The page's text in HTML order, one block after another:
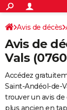
ACTUALITÉS
Politique
Société
Faits Divers
Education
Monde
Villes
+
SPORT
Coupe du monde
Football
Tennis
Cyclisme
Rugby
Forum
CULTURE
FINANCE
Retraite
Impôts
Epargne
Immobilier
Risques naturels
Banque
Assurance
Crédit
Avis de décès
Avis de
Vals
Accédez
Saint-Andéol-de-
trouver un avis de
plus ancien en